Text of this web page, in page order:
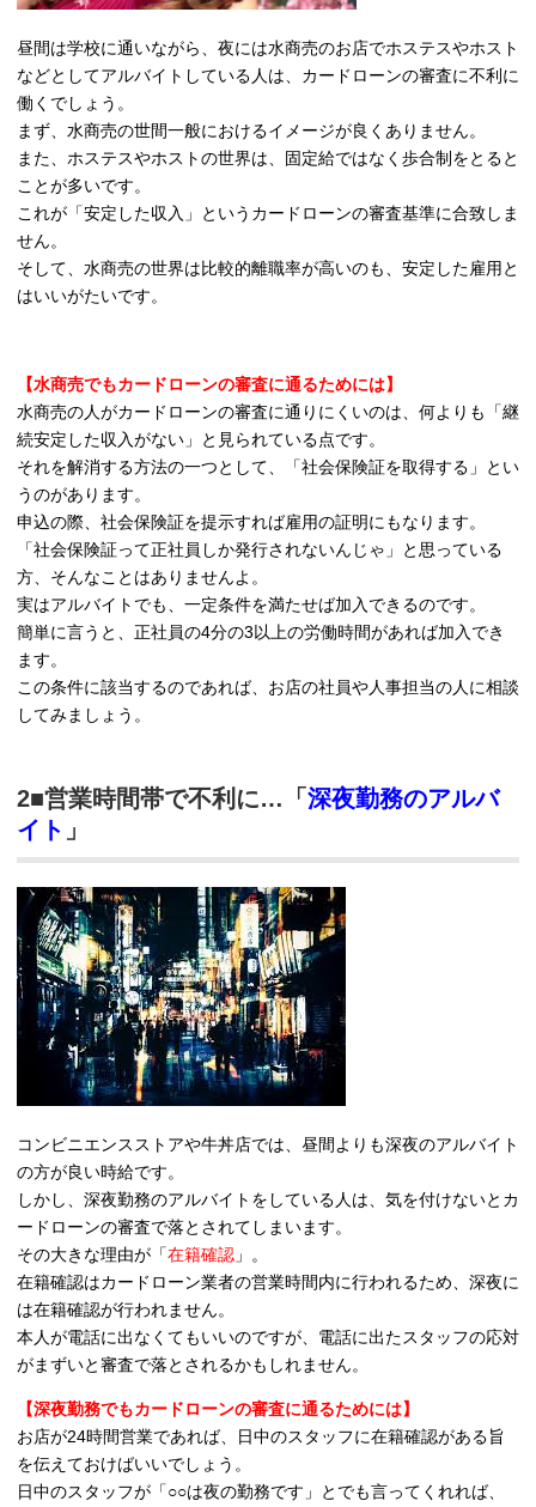
昼間は学校に通いながら、夜には水商売のお店でホステスやホスト
などとしてアルバイトしている人は、カードローンの審査に不利に
働くでしょう。
まず、水商売の世間一般におけるイメージが良くありません。
また、ホステスやホストの世界は、固定給ではなく歩合制をとると
ことが多いです。
これが「安定した収入」というカードローンの審査基準に合致しま
せん。
そして、水商売の世界は比較的離職率が高いのも、安定した雇用と
はいいがたいです。
【水商売でもカードローンの審査に通るためには】
水商売の人がカードローンの審査に通りにくいのは、何よりも「継
続安定した収入がない」と見られている点です。
それを解消する方法の一つとして、「社会保険証を取得する」とい
うのがあります。
申込の際、社会保険証を提示すれば雇用の証明にもなります。
「社会保険証って正社員しか発行されないんじゃ」と思っている
方、そんなことはありませんよ。
実はアルバイトでも、一定条件を満たせば加入できるのです。
簡単に言うと、正社員の4分の3以上の労働時間があれば加入でき
ます。
この条件に該当するのであれば、お店の社員や人事担当の人に相談
してみましょう。
2■営業時間帯で不利に…「 深夜勤務のアルバ
イト 」
コンビニエンスストアや牛丼店では、昼間よりも深夜のアルバイト
の方が良い時給です。
しかし、深夜勤務のアルバイトをしている人は、気を付けないとカ
ードローンの審査で落とされてしまいます。
その大きな理由が「在籍確認 」。
在籍確認はカードローン業者の営業時間内に行われるため、深夜に
は在籍確認が行われません。
本人が電話に出なくてもいいのですが、電話に出たスタッフの応対
がまずいと審査で落とされるかもしれません。
【深夜勤務でもカードローンの審査に通るためには】
お店が24時間営業であれば、日中のスタッフに在籍確認がある旨
を伝えておけばいいでしょう。
日中のスタッフが「○○は夜の勤務です」とでも言ってくれれば、